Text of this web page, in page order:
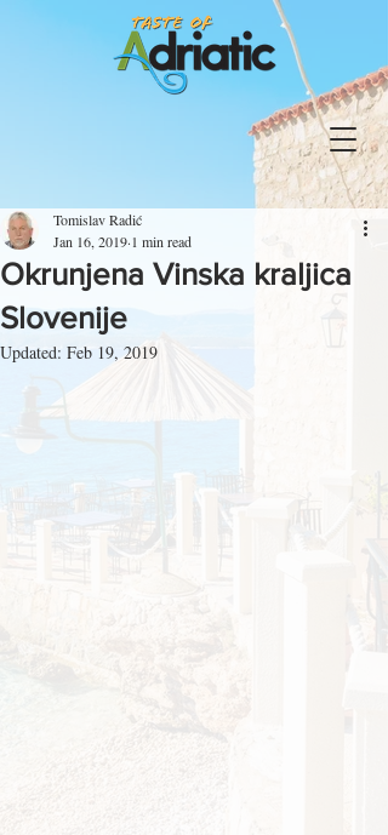
Okrunjena Vinska kraljica
Slovenije
Tomislav Radić
Jan 16, 2019 1 min read
Updated: Feb 19, 2019